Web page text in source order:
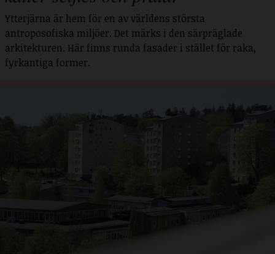
Ytterjärna är hem för en av världens största
antroposofiska miljöer. Det märks i den särpräglade
arkitekturen. Här finns runda fasader i stället för raka,
fyrkantiga former.